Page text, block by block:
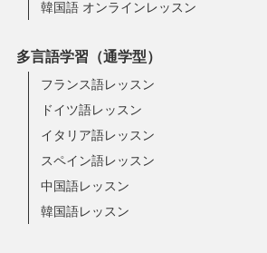
韓国語 オンラインレッスン
多言語学習（通学型）
フランス語レッスン
ドイツ語レッスン
イタリア語レッスン
スペイン語レッスン
中国語レッスン
韓国語レッスン